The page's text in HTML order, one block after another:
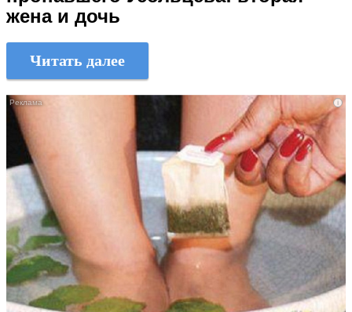
жена и дочь
Читать далее
i